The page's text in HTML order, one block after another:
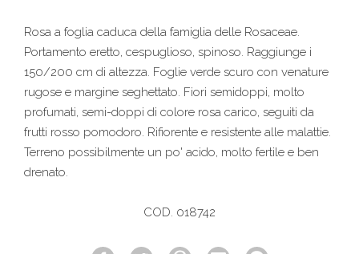
Rosa a foglia caduca della famiglia delle Rosaceae.
Portamento eretto, cespuglioso, spinoso. Raggiunge i
150/200 cm di altezza. Foglie verde scuro con venature
rugose e margine seghettato. Fiori semidoppi, molto
profumati, semi-doppi di colore rosa carico, seguiti da
frutti rosso pomodoro. Rifiorente e resistente alle malattie.
Terreno possibilmente un po' acido, molto fertile e ben
drenato.
COD. 018742